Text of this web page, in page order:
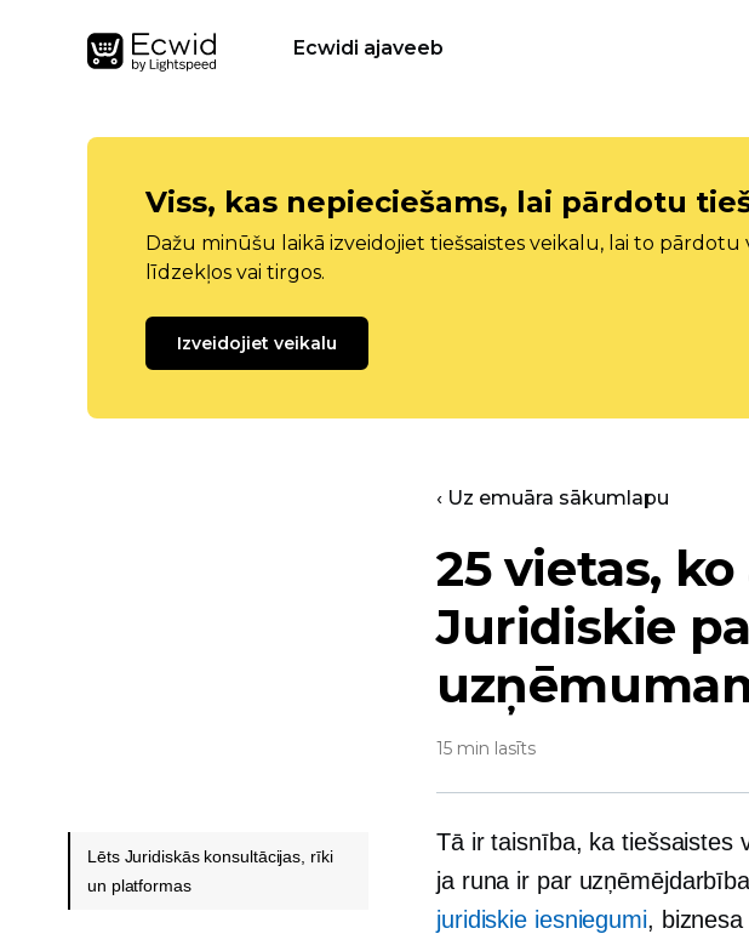
Ecwidi ajaveeb
Viss, kas nepieciešams, lai pārdotu
Dažu minūšu laikā izveidojiet tiešsaistes veikalu, lai to pārdotu
līdzekļos vai tirgos.
Izveidojiet veikalu
‹ Uz emuāra sākumlapu
25 vietas,
Juridiskie
15 min lasīts
Tā ir taisnība, ka tiešsaistes
ja runa ir par
juridiskie iesniegumi,
Lēts Juridiskās konsultācijas, rīki
un platformas